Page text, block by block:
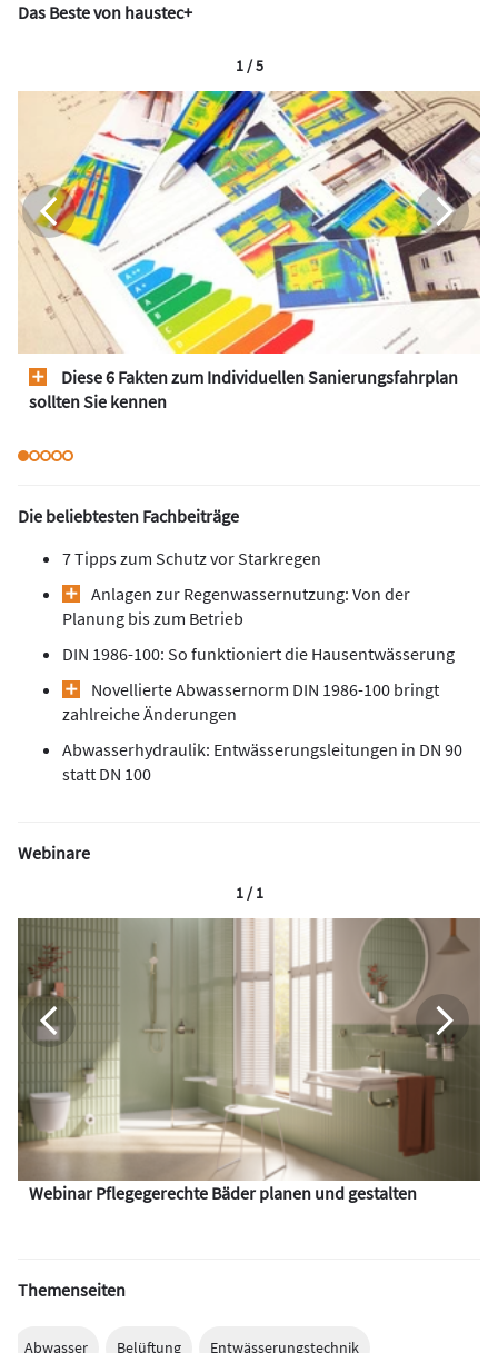
Das Beste von haustec+
Diese 6 Fakten zum Individuellen Sanierungsfahrplan
sollten Sie kennen
1 / 5
Die beliebtesten Fachbeiträge
7 Tipps zum Schutz vor Starkregen
Anlagen zur Regenwassernutzung: Von der
Planung bis zum Betrieb
DIN 1986-100: So funktioniert die Hausentwässerung
Novellierte Abwassernorm DIN 1986-100 bringt
zahlreiche Änderungen
Abwasserhydraulik: Entwässerungsleitungen in DN 90
statt DN 100
Webinare
Webinar Pflegegerechte Bäder planen und gestalten
1 / 1
Themenseiten
Abwasser Belüftung Entwässerungstechnik